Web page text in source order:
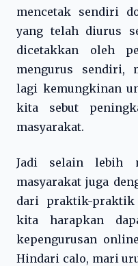
mencetak sendiri
yang telah diurus
dicetakkan oleh
mengurus sendiri,
lagi kemungkinan
kita sebut
masyarakat.
Jadi selain lebih
masyarakat juga
dari praktik-praktik
kita harapkan
kepengurusan
Hindari calo, mari